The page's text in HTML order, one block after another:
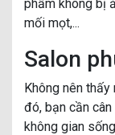
phẩm không bị
mối mọt,...
Salon
Không nên
đó, bạn cần
không gian